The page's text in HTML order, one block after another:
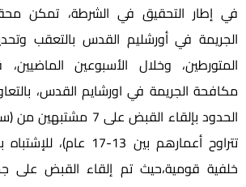
في إطار التحقيق في الشرطة، تمكن
الجريمة في أورشليم القدس بالتعقب
المتورطين، وخلال الأسبوعين
مكافحة الجريمة في اورشايم القدس،
الحدود بإلقاء القبض على 7
تتراوح أعمارهم بين 13-17
خلفية قومية،حيث تم إلقاء القبض على